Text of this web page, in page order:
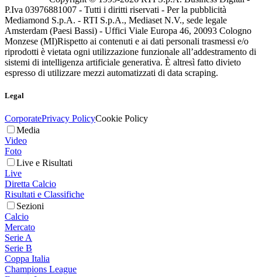
P.Iva 03976881007 - Tutti i diritti riservati - Per la pubblicità
Mediamond S.p.A. - RTI S.p.A., Mediaset N.V., sede legale
Amsterdam (Paesi Bassi) - Uffici Viale Europa 46, 20093 Cologno
Monzese (MI)Rispetto ai contenuti e ai dati personali trasmessi e/o
riprodotti è vietata ogni utilizzazione funzionale all’addestramento di
sistemi di intelligenza artificiale generativa. È altresì fatto divieto
espresso di utilizzare mezzi automatizzati di data scraping.
Legal
CorporatePrivacy PolicyCookie Policy
Media
Video
Foto
Live e Risultati
Live
Diretta Calcio
Risultati e Classifiche
Sezioni
Calcio
Mercato
Serie A
Serie B
Coppa Italia
Champions League